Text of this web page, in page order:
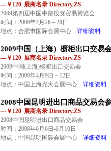
—￥120 展商名录 Directory.ZS
2009第四届中国中部投资贸易博览会
时间：2009年4月26－28日
地点：合肥市国际会展中心
详细资料
2009中国（上海）橱柜出口交易
—￥120 展商名录 Directory.ZS
2009中国(上海)橱柜出口交易会
时间：2009年4月9日－12日
地点：中国上海光大会展中心
详细资料
2008中国昆明进出口商品交易会
—￥120 展商名录 Directory.ZS
2008中国昆明进出口商品交易会
时间：2008年6月6日-6月10日
地点：中国昆明国际会展中心
详细资料